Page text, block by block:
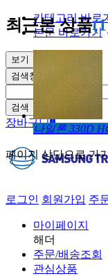
카테고리 바로
본문 바로가기
보기
검색창 열기
검색
장바구니0
로그인 회원가입 주
마이페이지
해더
주문/배송조회
관심상품
최근본 상품
나일론 330D
페이지 상단으로 가